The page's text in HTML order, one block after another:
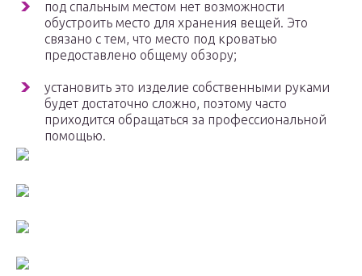
под спальным местом нет возможности
обустроить место для хранения вещей. Это
связано с тем, что место под кроватью
предоставлено общему обзору;
установить это изделие собственными руками
будет достаточно сложно, поэтому часто
приходится обращаться за профессиональной
помощью.